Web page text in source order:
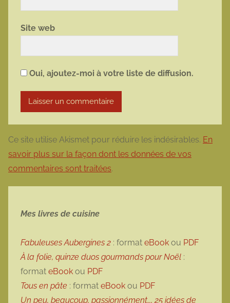
Site web
Oui, ajoutez-moi à votre liste de diffusion.
Ce site utilise Akismet pour réduire les indésirables. En
savoir plus sur la façon dont les données de vos
commentaires sont traitées.
Mes livres de cuisine
Fabuleuses Aubergines 2 : format eBook ou PDF
À la folie, quinze duos gourmands pour Noël :
format eBook ou PDF
Tous en pâte : format eBook ou PDF
Un peu, beaucoup, passionnément…, 25 idées de